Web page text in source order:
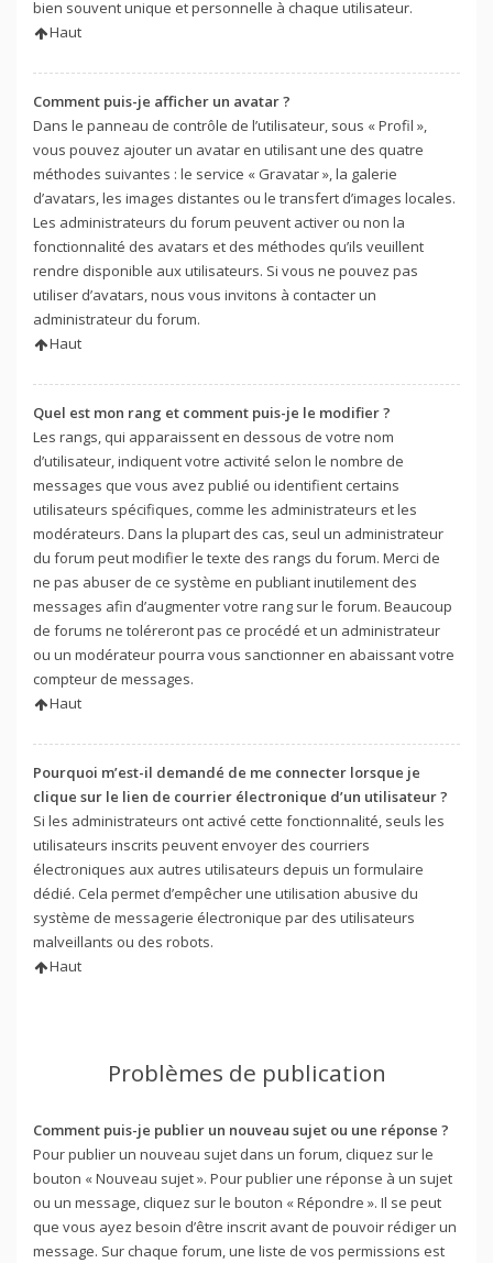
bien souvent unique et personnelle à chaque utilisateur.
Haut
Comment puis-je afficher un avatar ?
Dans le panneau de contrôle de l’utilisateur, sous « Profil »,
vous pouvez ajouter un avatar en utilisant une des quatre
méthodes suivantes : le service « Gravatar », la galerie
d’avatars, les images distantes ou le transfert d’images locales.
Les administrateurs du forum peuvent activer ou non la
fonctionnalité des avatars et des méthodes qu’ils veuillent
rendre disponible aux utilisateurs. Si vous ne pouvez pas
utiliser d’avatars, nous vous invitons à contacter un
administrateur du forum.
Haut
Quel est mon rang et comment puis-je le modifier ?
Les rangs, qui apparaissent en dessous de votre nom
d’utilisateur, indiquent votre activité selon le nombre de
messages que vous avez publié ou identifient certains
utilisateurs spécifiques, comme les administrateurs et les
modérateurs. Dans la plupart des cas, seul un administrateur
du forum peut modifier le texte des rangs du forum. Merci de
ne pas abuser de ce système en publiant inutilement des
messages afin d’augmenter votre rang sur le forum. Beaucoup
de forums ne toléreront pas ce procédé et un administrateur
ou un modérateur pourra vous sanctionner en abaissant votre
compteur de messages.
Haut
Pourquoi m’est-il demandé de me connecter lorsque je
clique sur le lien de courrier électronique d’un utilisateur ?
Si les administrateurs ont activé cette fonctionnalité, seuls les
utilisateurs inscrits peuvent envoyer des courriers
électroniques aux autres utilisateurs depuis un formulaire
dédié. Cela permet d’empêcher une utilisation abusive du
système de messagerie électronique par des utilisateurs
malveillants ou des robots.
Haut
Problèmes de publication
Comment puis-je publier un nouveau sujet ou une réponse ?
Pour publier un nouveau sujet dans un forum, cliquez sur le
bouton « Nouveau sujet ». Pour publier une réponse à un sujet
ou un message, cliquez sur le bouton « Répondre ». Il se peut
que vous ayez besoin d’être inscrit avant de pouvoir rédiger un
message. Sur chaque forum, une liste de vos permissions est